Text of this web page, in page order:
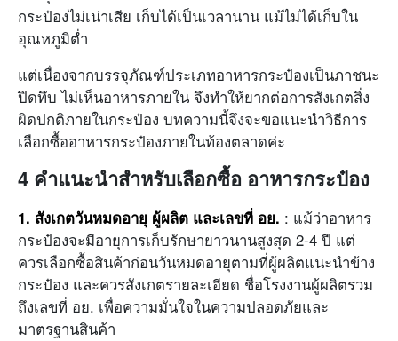
กระป๋องไม่เน่าเสีย เก็บได้เป็นเวลานาน แม้ไม่ได้เก็บใน
อุณหภูมิต่ำ
แต่เนื่องจากบรรจุภัณฑ์ประเภทอาหารกระป๋องเป็นภาชนะ
ปิดทึบ ไม่เห็นอาหารภายใน จึงทำให้ยากต่อการสังเกตสิ่ง
ผิดปกติภายในกระป๋อง บทความนี้จึงจะขอแนะนำวิธีการ
เลือกซื้ออาหารกระป๋องภายในท้องตลาดค่ะ
4 คำแนะนำสำหรับเลือกซื้อ อาหารกระป๋อง
1. สังเกตวันหมดอายุ ผู้ผลิต และเลขที่ อย. : แม้ว่าอาหาร
กระป๋องจะมีอายุการเก็บรักษายาวนานสูงสุด 2-4 ปี แต่
ควรเลือกซื้อสินค้าก่อนวันหมดอายุตามที่ผู้ผลิตแนะนำข้าง
กระป๋อง และควรสังเกตรายละเอียด ชื่อโรงงานผู้ผลิตรวม
ถึงเลขที่ อย. เพื่อความมั่นใจในความปลอดภัยและ
มาตรฐานสินค้า